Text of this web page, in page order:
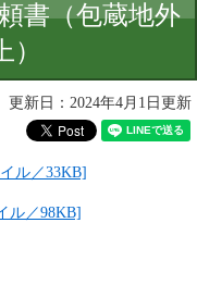
書（包蔵地外
更新日：2024年4月1日更新
ル／33KB]
ル／98KB]